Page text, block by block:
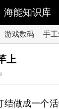
海能知识库
游戏数码 手
上
结做成一个